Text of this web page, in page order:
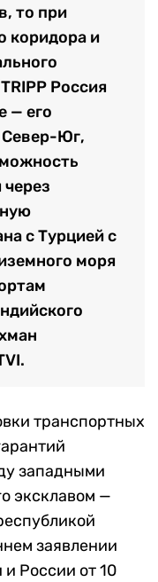
то при
коридора и
Россия
— его
Север-Юг,
с Турцией с
моря
транспортных
западными
эксклавом —
заявлении
России от 10